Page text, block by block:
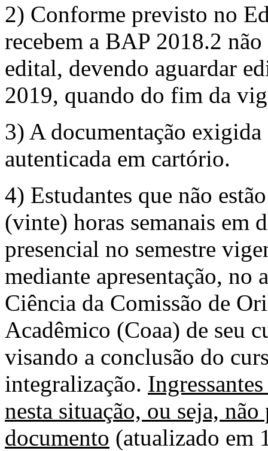
2) Conforme previsto no
recebem a BAP 2018.2
edital, devendo aguardar
2019, quando do fim da
3) A documentação
autenticada em cartório.
4) Estudantes que não
(vinte) horas semanais em
presencial no semestre
mediante apresentação, no
Ciência da Comissão de
Acadêmico (Coaa) de seu
visando a conclusão do
integralização.
nesta situação, ou seja,
documento (atualizado em